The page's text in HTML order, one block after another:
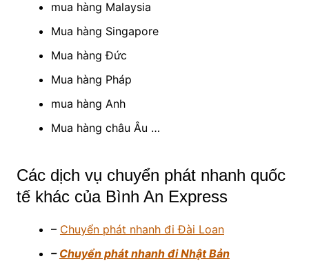
mua hàng Malaysia
Mua hàng Singapore
Mua hàng Đức
Mua hàng Pháp
mua hàng Anh
Mua hàng châu Âu …
Các dịch vụ chuyển phát nhanh quốc
tế khác của Bình An Express
– Chuyển phát nhanh đi Đài Loan
– Chuyển phát nhanh đi Nhật Bản